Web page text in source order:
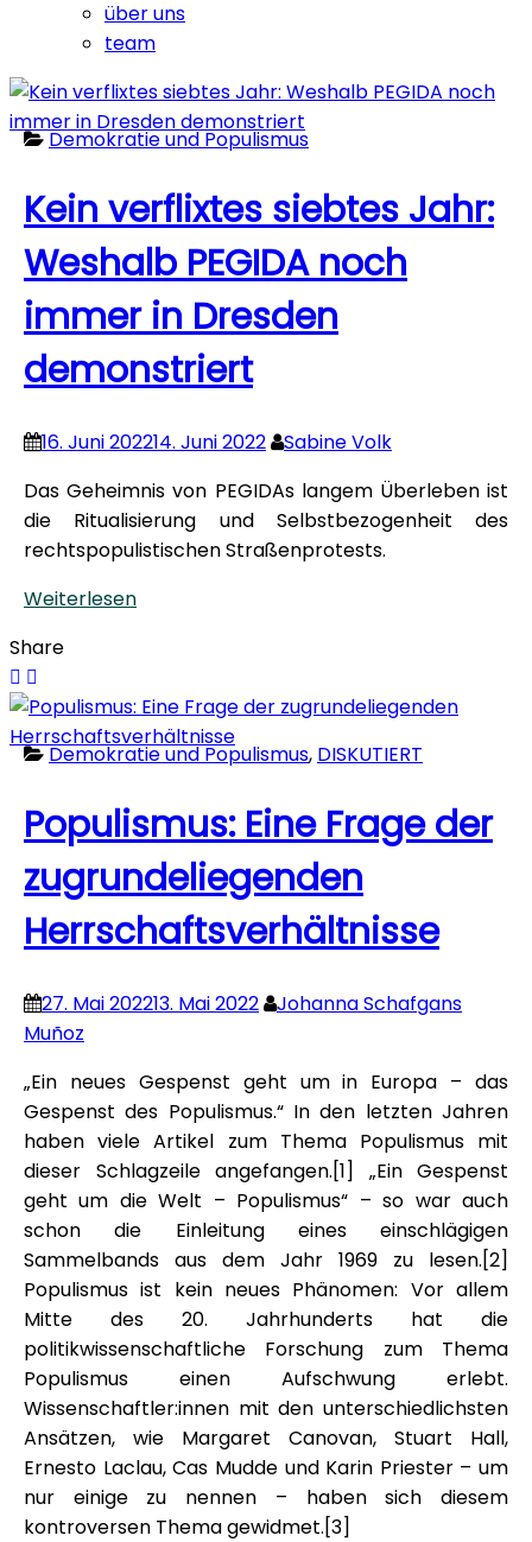
über uns
team
philosophike-
blog
Demokratie und Populismus
Kein verflixtes siebtes Jahr:
Weshalb PEGIDA noch
immer in Dresden
demonstriert
16. Juni 202214. Juni 2022
Sabine Volk
Das Geheimnis von PEGIDAs langem Überleben ist
die Ritualisierung und Selbstbezogenheit des
rechtspopulistischen Straßenprotests.
Weiterlesen
Share
Demokratie und Populismus, DISKUTIERT
Populismus: Eine Frage der
zugrundeliegenden
Herrschaftsverhältnisse
27. Mai 202213. Mai 2022
Johanna Schafgans
Muñoz
„Ein neues Gespenst geht um in Europa – das
Gespenst des Populismus.“ In den letzten Jahren
haben viele Artikel zum Thema Populismus mit
dieser Schlagzeile angefangen.[1] „Ein Gespenst
geht um die Welt – Populismus“ – so war auch
schon die Einleitung eines einschlägigen
Sammelbands aus dem Jahr 1969 zu lesen.[2]
Populismus ist kein neues Phänomen: Vor allem
Mitte des 20. Jahrhunderts hat die
politikwissenschaftliche Forschung zum Thema
Populismus einen Aufschwung erlebt.
Wissenschaftler:innen mit den unterschiedlichsten
Ansätzen, wie Margaret Canovan, Stuart Hall,
Ernesto Laclau, Cas Mudde und Karin Priester – um
nur einige zu nennen – haben sich diesem
kontroversen Thema gewidmet.[3]